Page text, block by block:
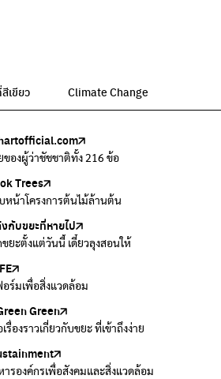
เขียว Climate Change
ของผู้ว่าชัชชาติทั้ง 216 ข้อ
Trees
หน้าโครงการต้นไม้ล้านต้น
งกับขยะที่หายไป
ขยะตั้งแต่วันนี้ เดี๋ยวลุงสอนให้
ร์มเพื่อสิ่งแวดล้อม
Green
รื่องราวเกี่ยวกับขยะ ที่เข้าถึงง่าย
ารองค์กรเพื่อสังคมและสิ่งแวดล้อม
Waste
ฯไม่เทรวม
ขยะได้ง่ายๆเพียงสแกนบาร์โค้ดสินค้า
กสีเขียว
กเขียวด้วยพลังเรียนรู้
ร์มการจัดการพลาสติกชีวภาพหลังการกินดื่ม
ร์มเพื่อสิ่งแวดล้อม
กรุงเทพ
ยะไปอัพไซเคิลเป็นชุดพนักงานกวาดถนน
คุณภาพอากาศในกรุงเทพมหานคร
นฝุ่นผ่านไลน์ เมื่อค่าฝุ่นสูง
แวดล้อม กรุงเทพมหานคร
ลกระจายข่าวส่งเสริมอนุรักษ์พลังงาน กทม.
Bangkok 2030
รเพิ่มพื้นที่สีเขียวภายในปี 2030
and Development Center
แบบและพัฒนาผังเมือง
ในกรุงเทพโดยครีเอเตอร์
Strike Thailand
ค์โครงการเพื่อสิ่งแวดล้อมในสังคม
ยมวิทยา
คุมอากาศรวมถึงการแจ้งเตือนภัยพิบัติ
Bangkok Nature Play
35 ชั่วโมงการเรียนรู้ธรรมชาติผ่านการเล่น